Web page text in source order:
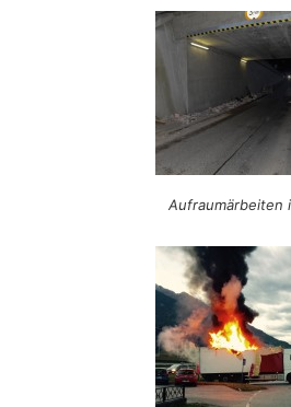
Aufraumärbeiten